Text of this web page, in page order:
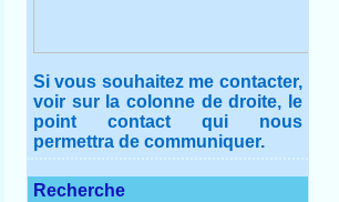
Si vous souhaitez me contacter,
voir sur la colonne de droite, le
point contact qui nous
permettra de communiquer.
Recherche